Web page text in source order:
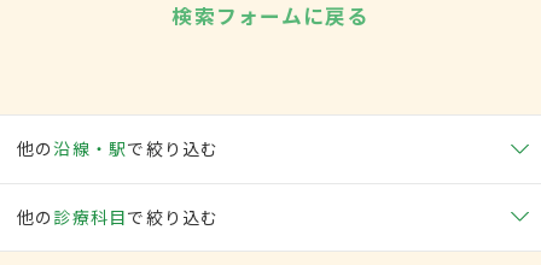
検索フォームに戻る
他の沿線・駅で絞り込む
他の 診療科目で絞り込む